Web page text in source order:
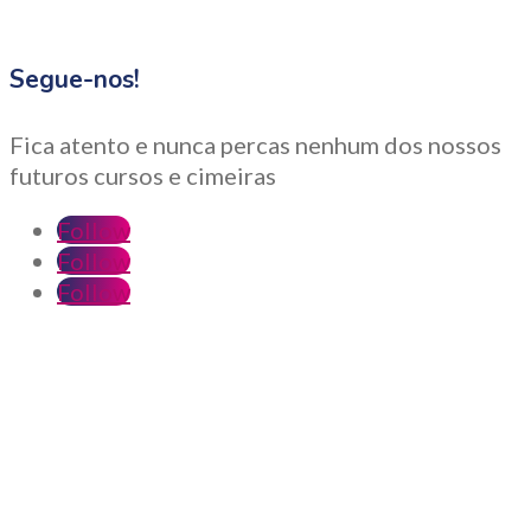
Segue-nos!
Fica atento e nunca percas nenhum dos nossos
futuros cursos e cimeiras
Follow
Follow
Follow